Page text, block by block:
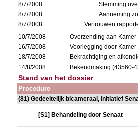
8/7/2008
Stemming
8/7/2008
Aanneming
8/7/2008
Vertrouwen
10/7/2008
Overzending aan
16/7/2008
Voorlegging door
18/7/2008
Bekrachtiging en
14/8/2008
Bekendmaking (43560-
Stand van het dossier
Procedure
(81) Gedeeltelijk bicameraal, initiatief
[S1] Behandeling door Senaat